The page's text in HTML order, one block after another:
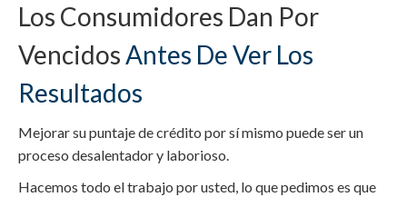
Los Consumidores Dan Por
VencidosAntes De Ver Los
Resultados
Mejorar su puntaje de crédito por sí mismo puede ser un
proceso desalentador y laborioso.
Hacemos todo el trabajo por usted, lo que pedimos es que